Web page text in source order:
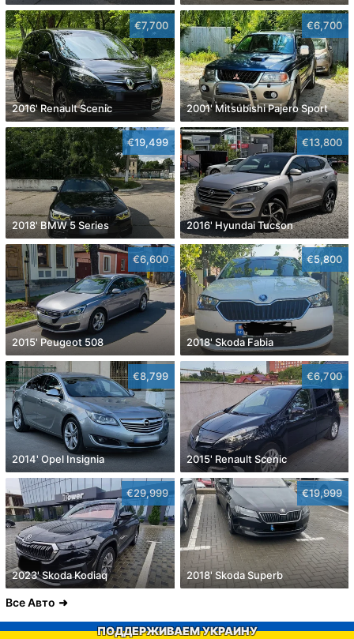
€7,700
2016' Renault Scenic
€6,700
2001' Mitsubishi Pajero Sport
€19,499
2018' BMW 5 Series
€13,800
2016' Hyundai Tucson
€6,600
2015' Peugeot 508
€5,800
2018' Skoda Fabia
€8,799
2014' Opel Insignia
€6,700
2015' Renault Scenic
€29,999
2023' Skoda Kodiaq
€19,999
2018' Skoda Superb
Все Авто
ПОДДЕРЖИВАЕМ УКРАИНУ